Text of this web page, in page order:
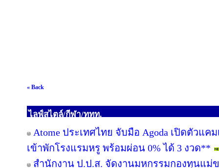
« Back
ไลฟ์สไตล์/กีฬา/ททท.
Atome ประเทศไทย จับมือ Agoda เปิดตัวแ
เข้าพักโรงแรมหรู พร้อมผ่อน 0% ได้ 3 งวด**
สำนักงาน ป.ป.ส. จัดงานมหกรรมกองทุนแม่